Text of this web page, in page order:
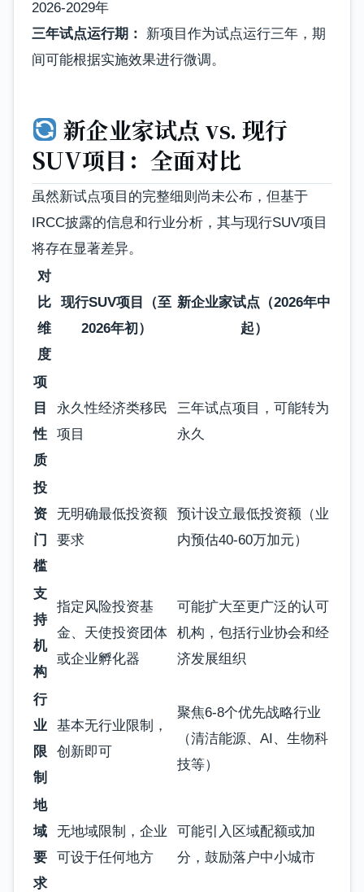
2026-2029年
三年试点运行期：
新项目作为试点运行三年，期
间可能根据实施效果进行微调。
新企业家试点 vs. 现行
SUV项目：全面对比
虽然新试点项目的完整细则尚未公布，但基于
IRCC披露的信息和行业分析，其与现行SUV项目
将存在显著差异。
对
比
维
度
现行SUV项目（至
2026年初）
新企业家试点（2026年中
起）
项
目
性
质
永久性经济类移民
项目
三年试点项目，可能转为
永久
投
资
门
槛
无明确最低投资额
要求
预计设立最低投资额（业
内预估40-60万加元）
支
持
机
构
指定风险投资基
金、天使投资团体
或企业孵化器
可能扩大至更广泛的认可
机构，包括行业协会和经
济发展组织
行
业
限
制
基本无行业限制，
创新即可
聚焦6-8个优先战略行业
（清洁能源、AI、生物科
技等）
地
域
要
求
无地域限制，企业
可设于任何地方
可能引入区域配额或加
分，鼓励落户中小城市